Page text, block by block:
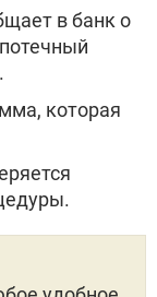
в банк о
которая